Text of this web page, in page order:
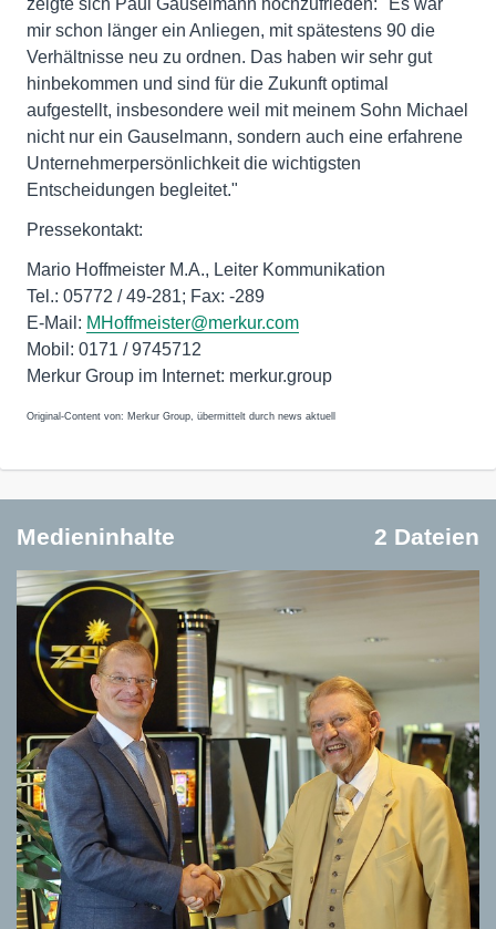
zeigte sich Paul Gauselmann hochzufrieden: "Es war
mir schon länger ein Anliegen, mit spätestens 90 die
Verhältnisse neu zu ordnen. Das haben wir sehr gut
hinbekommen und sind für die Zukunft optimal
aufgestellt, insbesondere weil mit meinem Sohn Michael
nicht nur ein Gauselmann, sondern auch eine erfahrene
Unternehmerpersönlichkeit die wichtigsten
Entscheidungen begleitet."
Pressekontakt:
Mario Hoffmeister M.A., Leiter Kommunikation
Tel.: 05772 / 49-281; Fax: -289
E-Mail: MHoffmeister@merkur.com
Mobil: 0171 / 9745712
Merkur Group im Internet: merkur.group
Original-Content von: Merkur Group, übermittelt durch news aktuell
Medieninhalte 2 Dateien